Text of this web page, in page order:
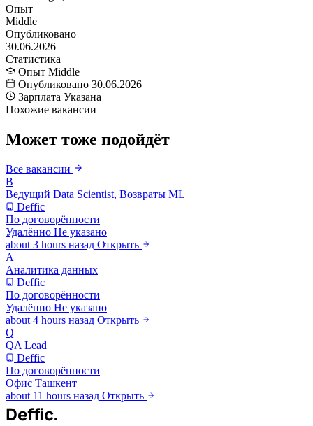
Опыт
Middle
Опубликовано
30.06.2026
Статистика
Опыт Middle
Опубликовано 30.06.2026
Зарплата Указана
Похожие вакансии
Может тоже подойдёт
Все вакансии
В
Ведущий Data Scientist, Возвраты ML
Deffic
По договорённости
Удалённо Не указано
about 3 hours назад Открыть
А
Аналитика данных
Deffic
По договорённости
Удалённо Не указано
about 4 hours назад Открыть
Q
QA Lead
Deffic
По договорённости
Офис Ташкент
about 11 hours назад Открыть
Deffic.